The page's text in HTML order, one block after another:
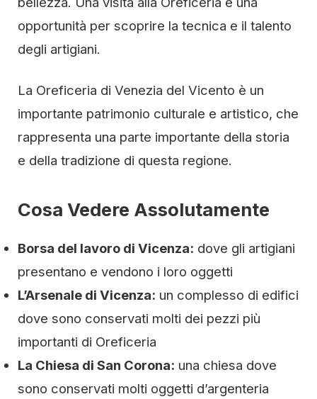
opportunità per scoprire la tecnica e il talento
degli artigiani.
La Oreficeria di Venezia del Vicento è un
importante patrimonio culturale e artistico, che
rappresenta una parte importante della storia
e della tradizione di questa regione.
Cosa Vedere Assolutamente
Borsa del lavoro di Vicenza: dove gli artigiani
presentano e vendono i loro oggetti
L’Arsenale di Vicenza: un complesso di edifici
dove sono conservati molti dei pezzi più
importanti di Oreficeria
La Chiesa di San Corona: una chiesa dove
sono conservati molti oggetti d’argenteria